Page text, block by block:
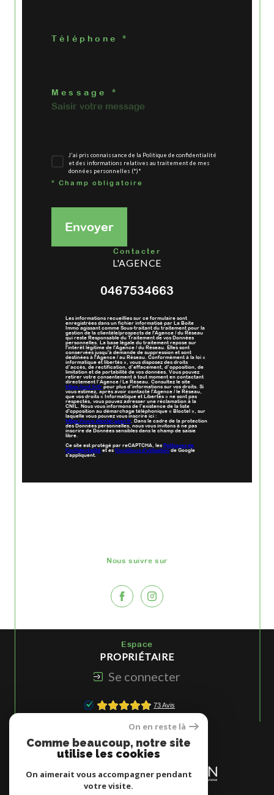
Téléphone *
Message *
J'ai pris connaissance de la Politique de confidentialité
et des informations relatives au traitement de mes
données personnelles (*)*
* Champ obligatoire
Envoyer
contacter
L'AGENCE
0467534663
Les informations recueillies sur ce formulaire sont
enregistrées dans un fichier informatisé par La Boite
Immo agissant comme Sous-traitant du traitement pour la
gestion de la clientèle/prospects de l'Agence / du Réseau
qui reste Responsable du Traitement de vos Données
personnelles. La base légale du traitement repose sur
l'intérêt légitime de l'Agence / du Réseau. Elles sont
conservées jusqu'à demande de suppression et sont
destinées à l'Agence / au Réseau. Conformément à la loi «
informatique et libertés », vous disposez des droits
d’accès, de rectification, d’effacement, d’opposition, de
limitation et de portabilité de vos données. Vous pouvez
retirer votre consentement à tout moment en contactant
directement l’Agence / Le Réseau. Consultez le site
https://cnil.fr/fr pour plus d’informations sur vos droits. Si
vous estimez, après avoir contacté l'Agence / le Réseau,
que vos droits « Informatique et Libertés » ne sont pas
respectés, vous pouvez adresser une réclamation à la
CNIL. Nous vous informons de l’existence de la liste
d'opposition au démarchage téléphonique « Bloctel », sur
laquelle vous pouvez vous inscrire ici :
https://www.bloctel.gouv.fr. Dans le cadre de la protection
des Données personnelles, nous vous invitons à ne pas
inscrire de Données sensibles dans le champ de saisie
libre.
Ce site est protégé par reCAPTCHA, lesPolitiques de
Confidentialité et esConditions d'utilisation de Google
s'appliquent.
Nous suivre sur
Espace
PROPRIÉTAIRE
Se connecter
ADHÉRONS
On en reste là
Comme beaucoup, notre site
utilise les cookies
On aimerait vous accompagner pendant
votre visite.